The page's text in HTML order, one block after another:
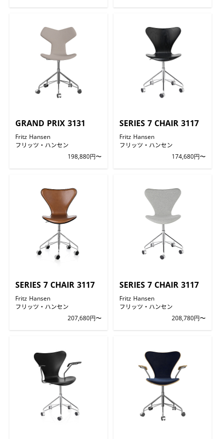
GRAND PRIX 3131
Fritz Hansen
フリッツ・ハンセン
198,880円〜
SERIES 7 CHAIR 3117
Fritz Hansen
フリッツ・ハンセン
174,680円〜
SERIES 7 CHAIR 3117
Fritz Hansen
フリッツ・ハンセン
207,680円〜
SERIES 7 CHAIR 3117
Fritz Hansen
フリッツ・ハンセン
208,780円〜